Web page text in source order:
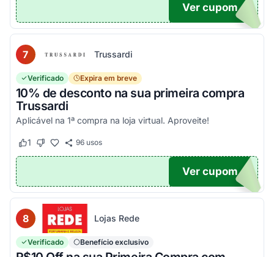
EIRA
Ver cupom
7 Trussardi
Verificado Expira em breve
10% de desconto na sua primeira compra
Trussardi
Aplicável na 1ª compra na loja virtual. Aproveite!
Este cupom funcionou
1 Este cupom não funcionou
96usos
OM10
Ver cupom
8 Lojas Rede
Verificado Benefício exclusivo